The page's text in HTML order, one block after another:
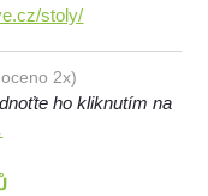
stoly/
2x)
ho kliknutím na